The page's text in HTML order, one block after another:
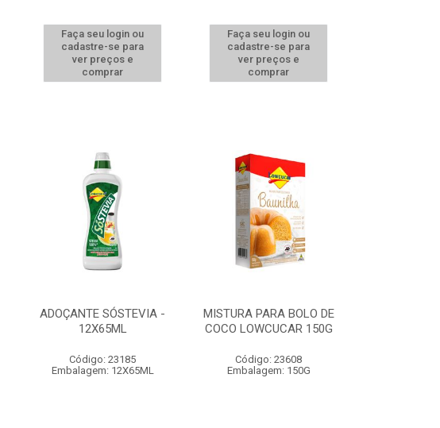
Faça seu login ou
cadastre-se para
ver preços e
comprar
Faça seu login ou
cadastre-se para
ver preços e
comprar
ADOÇANTE SÓSTEVIA -
12X65ML
Código: 23185
Embalagem: 12X65ML
MISTURA PARA BOLO DE
COCO LOWCUCAR 150G
Código: 23608
Embalagem: 150G